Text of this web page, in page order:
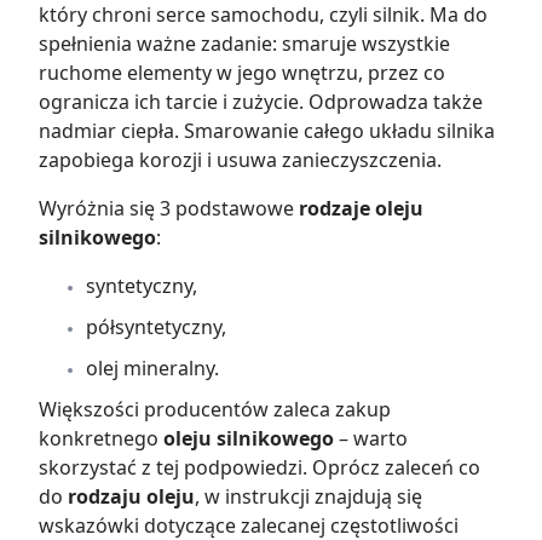
który chroni serce samochodu, czyli silnik. Ma do
spełnienia ważne zadanie: smaruje wszystkie
ruchome elementy w jego wnętrzu, przez co
ogranicza ich tarcie i zużycie. Odprowadza także
nadmiar ciepła. Smarowanie całego układu silnika
zapobiega korozji i usuwa zanieczyszczenia.
Wyróżnia się 3 podstawowe rodzaje oleju
silnikowego:
syntetyczny,
półsyntetyczny,
olej mineralny.
Większości producentów zaleca zakup
konkretnego oleju silnikowego– warto
skorzystać z tej podpowiedzi. Oprócz zaleceń co
do rodzaju oleju, w instrukcji znajdują się
wskazówki dotyczące zalecanej częstotliwości